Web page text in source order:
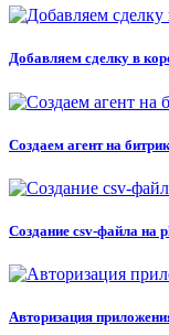
Добавляем сделку в
Создаем агент на
Создание csv-файла на
Авторизация